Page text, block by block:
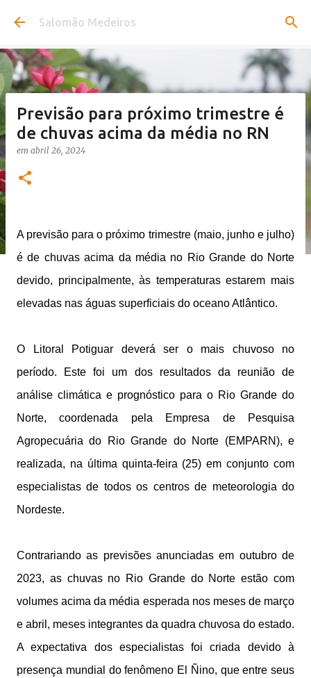
Pular para o conteúdo principal
Salomão Medeiros
Previsão para próximo trimestre é
de chuvas acima da média no RN
em abril 26, 2024
A previsão para o próximo trimestre (maio, junho e julho)
é de chuvas acima da média no Rio Grande do Norte
devido, principalmente, às temperaturas estarem mais
elevadas nas águas superficiais do oceano Atlântico.
O Litoral Potiguar deverá ser o mais chuvoso no
período. Este foi um dos resultados da reunião de
análise climática e prognóstico para o Rio Grande do
Norte, coordenada pela Empresa de Pesquisa
Agropecuária do Rio Grande do Norte (EMPARN), e
realizada, na última quinta-feira (25) em conjunto com
especialistas de todos os centros de meteorologia do
Nordeste.
Contrariando as previsões anunciadas em outubro de
2023, as chuvas no Rio Grande do Norte estão com
volumes acima da média esperada nos meses de março
e abril, meses integrantes da quadra chuvosa do estado.
A expectativa dos especialistas foi criada devido à
presença mundial do fenômeno El Ñino, que entre seus